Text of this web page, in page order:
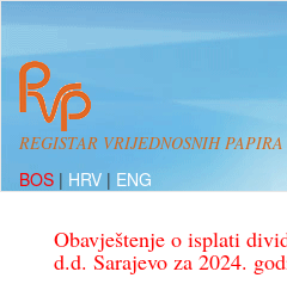
REGISTAR VRIJEDNOSNIH
BOS | HRV | ENG
Obavještenje o isplati
d.d. Sarajevo za 2024.